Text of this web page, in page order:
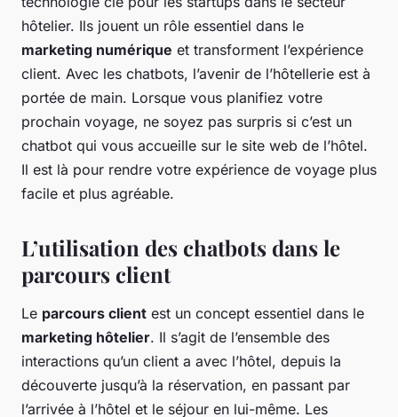
hôtelier. Ils jouent un rôle essentiel dans le
marketing numérique et transforment l’expérience
client. Avec les chatbots, l’avenir de l’hôtellerie est à
portée de main. Lorsque vous planifiez votre
prochain voyage, ne soyez pas surpris si c’est un
chatbot qui vous accueille sur le site web de l’hôtel.
Il est là pour rendre votre expérience de voyage plus
facile et plus agréable.
L’utilisation des chatbots dans le
parcours client
Le parcours client est un concept essentiel dans le
marketing hôtelier. Il s’agit de l’ensemble des
interactions qu’un client a avec l’hôtel, depuis la
découverte jusqu’à la réservation, en passant par
l’arrivée à l’hôtel et le séjour en lui-même. Les